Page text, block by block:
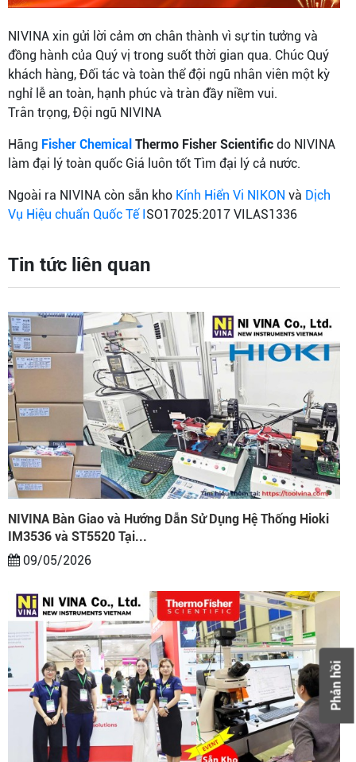
NIVINA xin gửi lời cảm ơn chân thành vì sự tin tưởng và
đồng hành của Quý vị trong suốt thời gian qua. Chúc Quý
khách hàng, Đối tác và toàn thể đội ngũ nhân viên một kỳ
nghỉ lễ an toàn, hạnh phúc và tràn đầy niềm vui.
Trân trọng, Đội ngũ NIVINA
Hãng Fisher Chemical Thermo Fisher Scientific do NIVINA
làm đại lý toàn quốc Giá luôn tốt Tìm đại lý cả nước.
Ngoài ra NIVINA còn sẵn kho Kính Hiển Vi NIKON và Dịch
Vụ Hiệu chuẩn Quốc Tế ISO17025:2017 VILAS1336
Tin tức liên quan
NIVINA Bàn Giao và Hướng Dẫn Sử Dụng Hệ Thống Hioki
IM3536 và ST5520 Tại...
09/05/2026
Phản hồi